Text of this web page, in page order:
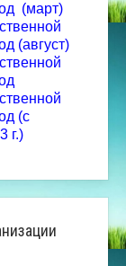
(март)
(август)
(с
г.)